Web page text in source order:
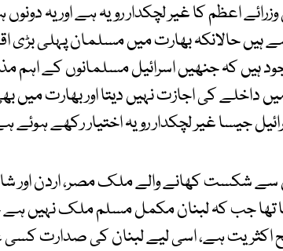
اعظم کا غیر لچکدار رویہ ہے اور یہ
حالانکہ بھارت میں مسلمان پہلی بڑی
ہیں کہ جنھیں اسرائیل مسلمانوں کے اہم
داخلے کی اجازت نہیں دیتا اور بھارت میں
جیسا غیر لچکدار رویہ اختیار رکھے ہوئے
سے شکست کھانے والے ملک مصر، اردن اور
تھا جب کہ لبنان مکمل مسلم ملک نہیں
اکثریت ہے، اسی لیے لبنان کی صدارت کسی